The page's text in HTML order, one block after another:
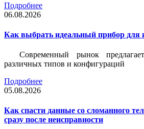
Подробнее
06.08.2026
Как выбрать идеальный прибор для
Современный рынок
различных типов и конфигураций
Подробнее
05.08.2026
Как спасти данные со сломанного
сразу после неисправности